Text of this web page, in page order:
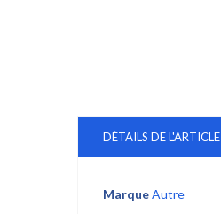
DÉTAILS DE L'ARTICLE
MarqueAutre